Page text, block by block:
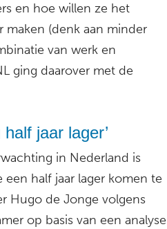
en hoe willen ze het
maken (denk aan minder
van werk en
ging daarover met de
jaar lager’
in Nederland is
half jaar lager komen te
Hugo de Jonge volgens
op basis van een analyse